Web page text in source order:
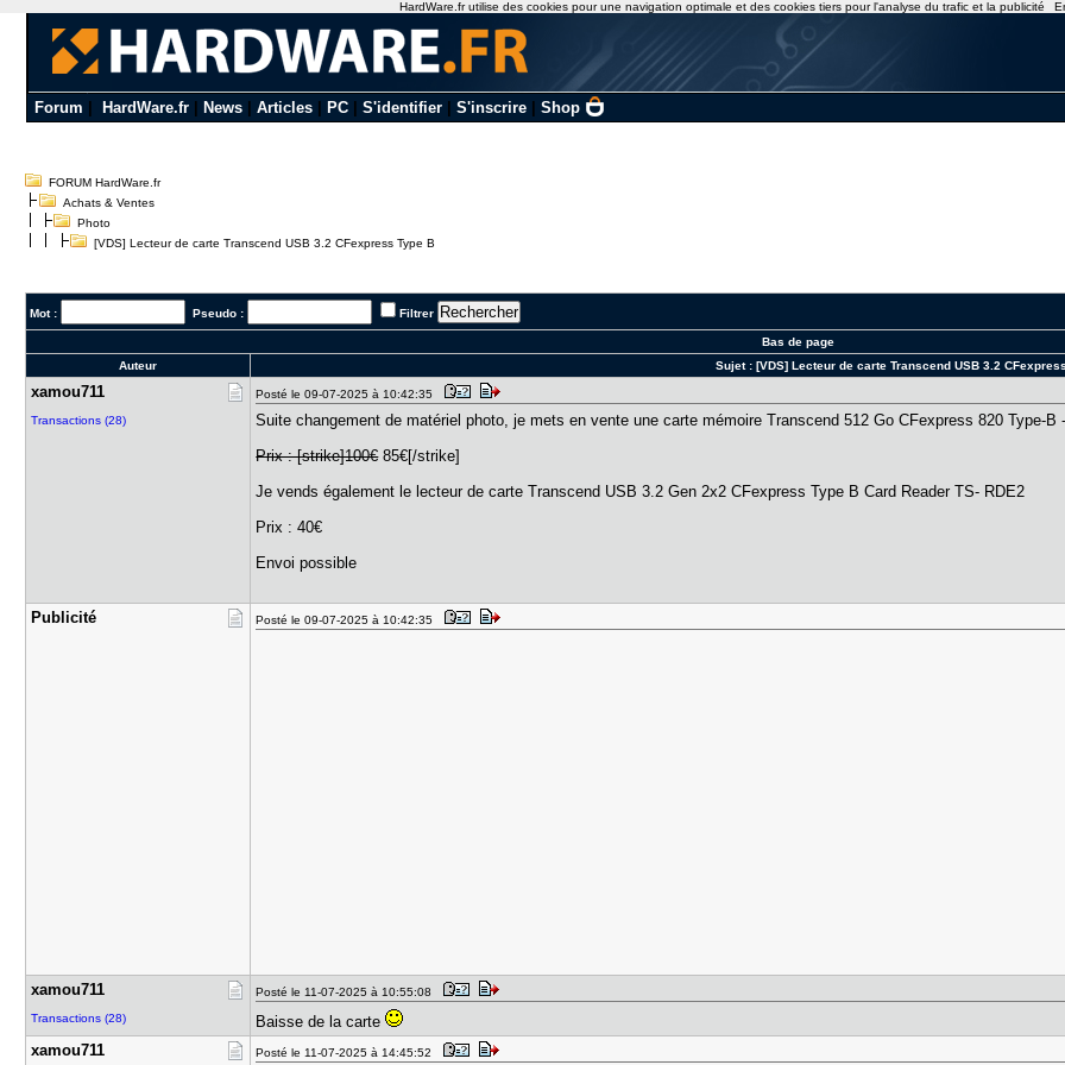
Forum HardWare.fr| News| Articles| PC| S'identifier| S'inscrire| Shop
FORUM HardWare.fr
Achats & Ventes
Photo
[VDS] Lecteur de carte Transcend USB 3.2 CFexpress Type B
Mot : Pseudo : Filtrer
Bas de page
Auteur
Sujet : [VDS] Lecteur de carte Transcend USB 3.2
xamou711
Transactions (28)
Posté le 09-07-2025 à 10:42:35
Suite changement de matériel photo, je mets en vente une carte mémoire Transcend 512 Go CFexpress 820 Type-B
Prix : [strike]100€85€[/strike]
Je vends également le lecteur de carte Transcend USB 3.2 Gen 2x2 CFexpress Type B Card Reader TS- RDE2
Prix : 40€
Envoi possible
Publicité Posté le 09-07-2025 à 10:42:35
xamou711
Transactions (28)
Posté le 11-07-2025 à 10:55:08
Baisse de la carte
xamou711
Posté le 11-07-2025 à 14:45:52
HardWare.fr utilise des cookies pour une navigation optimale et des cookies tiers pour l'analyse du trafic et la publicité